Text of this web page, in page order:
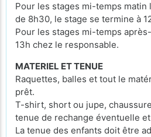
Pour les stages mi-temps
de 8h30, le stage se termine à
Pour les stages mi-temps
13h chez le responsable.
MATERIEL ET TENUE
Raquettes, balles et tout le
prêt.
T-shirt, short ou jupe,
tenue de rechange éventuelle
La tenue des enfants doit être